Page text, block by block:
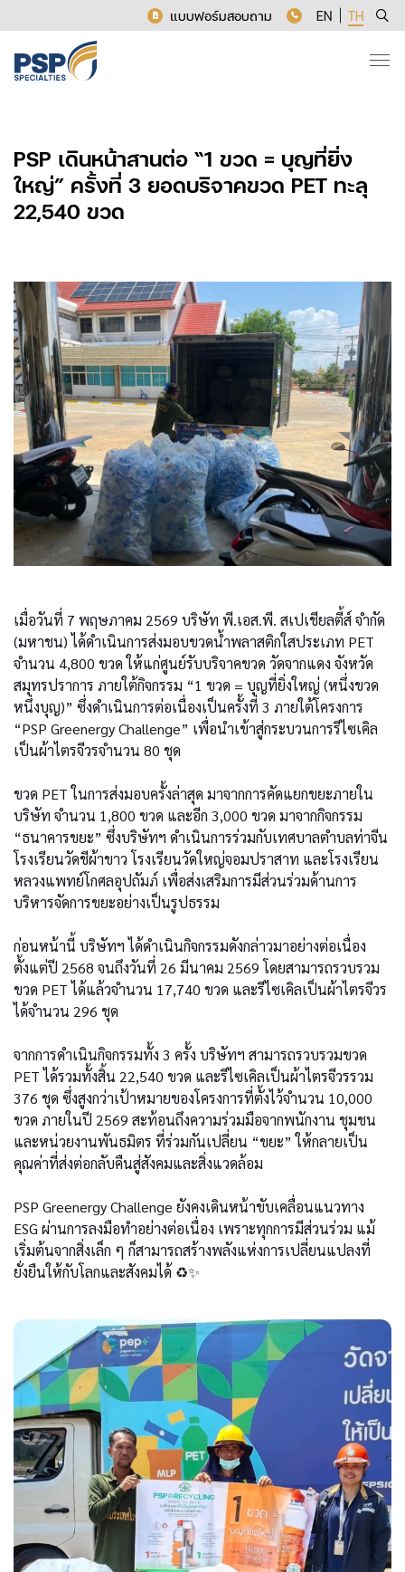
แบบฟอร์มสอบถาม EN TH
PSP เดินหน้าสานต่อ “1 ขวด = บุญที่ยิ่ง
ใหญ่” ครั้งที่ 3 ยอดบริจาคขวด PET ทะลุ
22,540 ขวด
เมื่อวันที่ 7 พฤษภาคม 2569 บริษัท พี.เอส.พี. สเปเชียลตี้ส์ จำกัด
(มหาชน) ได้ดำเนินการส่งมอบขวดน้ำพลาสติกใสประเภท PET
จำนวน 4,800 ขวด ให้แก่ศูนย์รับบริจาคขวด วัดจากแดง จังหวัด
สมุทรปราการ ภายใต้กิจกรรม “1 ขวด = บุญที่ยิ่งใหญ่ (หนึ่งขวด
หนึ่งบุญ)” ซึ่งดำเนินการต่อเนื่องเป็นครั้งที่ 3 ภายใต้โครงการ
“PSP Greenergy Challenge” เพื่อนำเข้าสู่กระบวนการรีไซเคิล
เป็นผ้าไตรจีวรจำนวน 80 ชุด
ขวด PET ในการส่งมอบครั้งล่าสุด มาจากการคัดแยกขยะภายใน
บริษัท จำนวน 1,800 ขวด และอีก 3,000 ขวด มาจากกิจกรรม
“ธนาคารขยะ” ซึ่งบริษัทฯ ดำเนินการร่วมกับเทศบาลตำบลท่าจีน
โรงเรียนวัดชีผ้าขาว โรงเรียนวัดใหญ่จอมปราสาท และโรงเรียน
หลวงแพทย์โกศลอุปถัมภ์ เพื่อส่งเสริมการมีส่วนร่วมด้านการ
บริหารจัดการขยะอย่างเป็นรูปธรรม
ก่อนหน้านี้ บริษัทฯ ได้ดำเนินกิจกรรมดังกล่าวมาอย่างต่อเนื่อง
ตั้งแต่ปี 2568 จนถึงวันที่ 26 มีนาคม 2569 โดยสามารถรวบรวม
ขวด PET ได้แล้วจำนวน 17,740 ขวด และรีไซเคิลเป็นผ้าไตรจีวร
ได้จำนวน 296 ชุด
จากการดำเนินกิจกรรมทั้ง 3 ครั้ง บริษัทฯ สามารถรวบรวมขวด
PET ได้รวมทั้งสิ้น 22,540 ขวด และรีไซเคิลเป็นผ้าไตรจีวรรวม
376 ชุด ซึ่งสูงกว่าเป้าหมายของโครงการที่ตั้งไว้จำนวน 10,000
ขวด ภายในปี 2569 สะท้อนถึงความร่วมมือจากพนักงาน ชุมชน
และหน่วยงานพันธมิตร ที่ร่วมกันเปลี่ยน “ขยะ” ให้กลายเป็น
คุณค่าที่ส่งต่อกลับคืนสู่สังคมและสิ่งแวดล้อม
PSP Greenergy Challenge ยังคงเดินหน้าขับเคลื่อนแนวทาง
ESG ผ่านการลงมือทำอย่างต่อเนื่อง เพราะทุกการมีส่วนร่วม แม้
เริ่มต้นจากสิ่งเล็ก ๆ ก็สามารถสร้างพลังแห่งการเปลี่ยนแปลงที่
ยั่งยืนให้กับโลกและสังคมได้ ♻️✨